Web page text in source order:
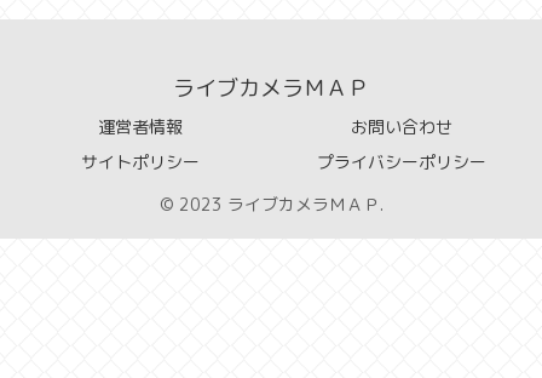
ライブカメラＭＡＰ
運営者情報
お問い合わせ
サイトポリシー
プライバシーポリシー
© 2023 ライブカメラＭＡＰ.